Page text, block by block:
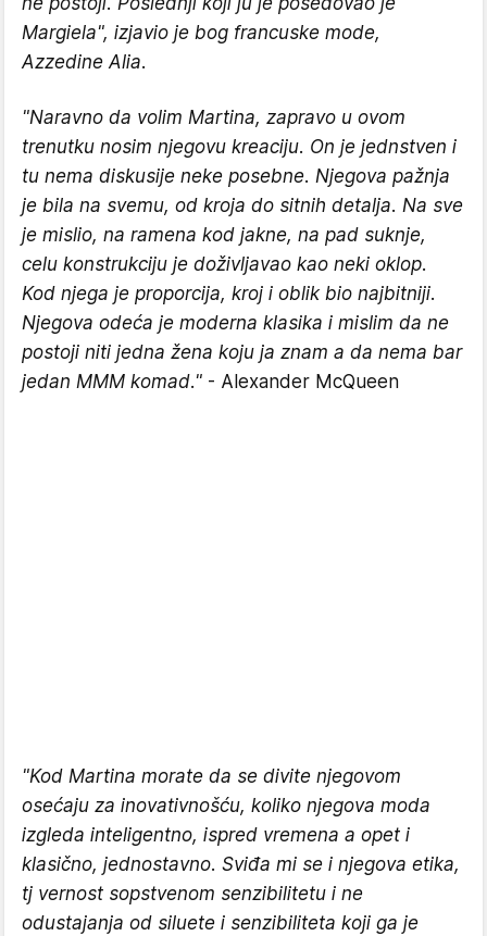
Margiela", izjavio je bog francuske mode,
Azzedine Alia.
"Naravno da volim Martina, zapravo u ovom
trenutku nosim njegovu kreaciju. On je jednstven i
tu nema diskusije neke posebne. Njegova pažnja
je bila na svemu, od kroja do sitnih detalja. Na sve
je mislio, na ramena kod jakne, na pad suknje,
celu konstrukciju je doživljavao kao neki oklop.
Kod njega je proporcija, kroj i oblik bio najbitniji.
Njegova odeća je moderna klasika i mislim da ne
postoji niti jedna žena koju ja znam a da nema bar
jedan MMM komad." - Alexander McQueen
"Kod Martina morate da se divite njegovom
osećaju za inovativnošću, koliko njegova moda
izgleda inteligentno, ispred vremena a opet i
klasično, jednostavno. Sviđa mi se i njegova etika,
tj vernost sopstvenom senzibilitetu i ne
odustajanja od siluete i senzibiliteta koji ga je